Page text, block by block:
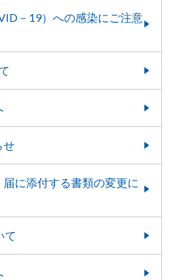
－19）への感染にご注意
せ
に添付する書類の変更に
て